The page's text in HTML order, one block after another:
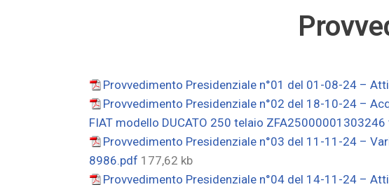
Provvedimento Presidenziale n°01 del 01-08-24 –
Provvedimento Presidenziale n°02 del 18-10-24 –
FIAT modello DUCATO 250 telaio
Provvedimento Presidenziale n°03 del 11-11-24 –
8986.pdf 177,62 kb
Provvedimento Presidenziale n°04 del 14-11-24 –